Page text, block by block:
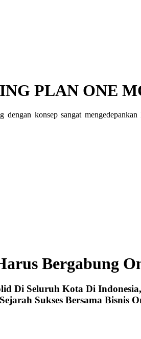
PLAN ONE
konsep sangat
Bergabung
Di Seluruh Kota Di
Sukses Bersama Bisnis